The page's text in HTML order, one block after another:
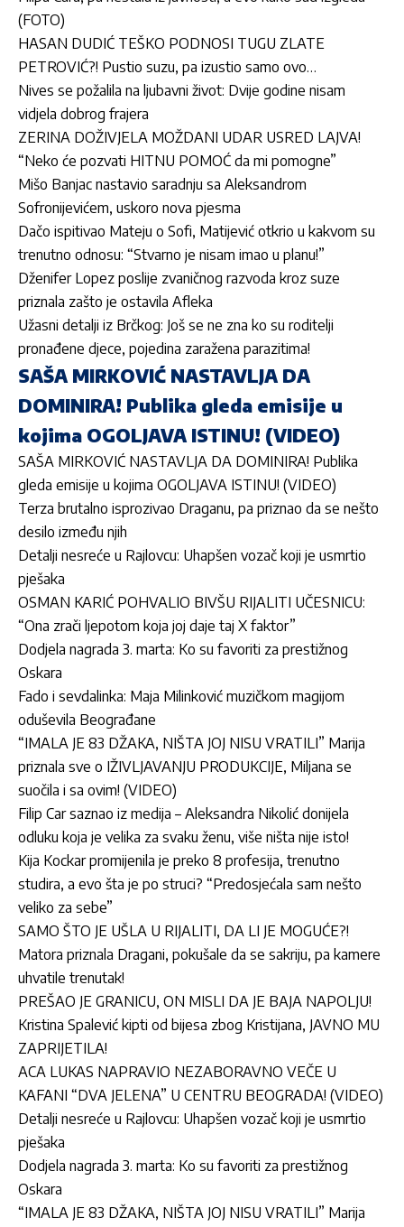
(FOTO)
HASAN DUDIĆ TEŠKO PODNOSI TUGU ZLATE
PETROVIĆ?! Pustio suzu, pa izustio samo ovo…
Nives se požalila na ljubavni život: Dvije godine nisam
vidjela dobrog frajera
ZERINA DOŽIVJELA MOŽDANI UDAR USRED LAJVA!
“Neko će pozvati HITNU POMOĆ da mi pomogne”
Mišo Banjac nastavio saradnju sa Aleksandrom
Sofronijevićem, uskoro nova pjesma
Dačo ispitivao Mateju o Sofi, Matijević otkrio u kakvom su
trenutno odnosu: “Stvarno je nisam imao u planu!”
Dženifer Lopez poslije zvaničnog razvoda kroz suze
priznala zašto je ostavila Afleka
Užasni detalji iz Brčkog: Još se ne zna ko su roditelji
pronađene djece, pojedina zaražena parazitima!
SAŠA MIRKOVIĆ NASTAVLJA DA
DOMINIRA! Publika gleda emisije u
kojima OGOLJAVA ISTINU! (VIDEO)
SAŠA MIRKOVIĆ NASTAVLJA DA DOMINIRA! Publika
gleda emisije u kojima OGOLJAVA ISTINU! (VIDEO)
Terza brutalno isprozivao Draganu, pa priznao da se nešto
desilo između njih
Detalji nesreće u Rajlovcu: Uhapšen vozač koji je usmrtio
pješaka
OSMAN KARIĆ POHVALIO BIVŠU RIJALITI UČESNICU:
“Ona zrači ljepotom koja joj daje taj X faktor”
Dodjela nagrada 3. marta: Ko su favoriti za prestižnog
Oskara
Fado i sevdalinka: Maja Milinković muzičkom magijom
oduševila Beograđane
“IMALA JE 83 DŽAKA, NIŠTA JOJ NISU VRATILI” Marija
priznala sve o IŽIVLJAVANJU PRODUKCIJE, Miljana se
suočila i sa ovim! (VIDEO)
Filip Car saznao iz medija – Aleksandra Nikolić donijela
odluku koja je velika za svaku ženu, više ništa nije isto!
Kija Kockar promijenila je preko 8 profesija, trenutno
studira, a evo šta je po struci? “Predosjećala sam nešto
veliko za sebe”
SAMO ŠTO JE UŠLA U RIJALITI, DA LI JE MOGUĆE?!
Matora priznala Dragani, pokušale da se sakriju, pa kamere
uhvatile trenutak!
PREŠAO JE GRANICU, ON MISLI DA JE BAJA NAPOLJU!
Kristina Spalević kipti od bijesa zbog Kristijana, JAVNO MU
ZAPRIJETILA!
ACA LUKAS NAPRAVIO NEZABORAVNO VEČE U
KAFANI “DVA JELENA” U CENTRU BEOGRADA! (VIDEO)
Detalji nesreće u Rajlovcu: Uhapšen vozač koji je usmrtio
pješaka
Dodjela nagrada 3. marta: Ko su favoriti za prestižnog
Oskara
“IMALA JE 83 DŽAKA, NIŠTA JOJ NISU VRATILI” Marija